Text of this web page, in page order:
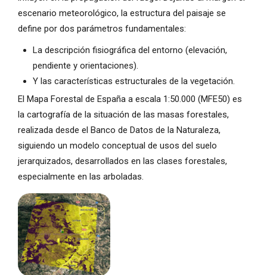
escenario meteorológico, la estructura del paisaje se
define por dos parámetros fundamentales:
La descripción fisiográfica del entorno (elevación,
pendiente y orientaciones).
Y las características estructurales de la vegetación.
El Mapa Forestal de España a escala 1:50.000 (MFE50) es
la cartografía de la situación de las masas forestales,
realizada desde el Banco de Datos de la Naturaleza,
siguiendo un modelo conceptual de usos del suelo
jerarquizados, desarrollados en las clases forestales,
especialmente en las arboladas.